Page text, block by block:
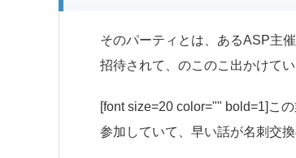
そのパーティとは、あるASP主
招待されて、のこのこ出かけて
[font size=20 color="" bold=1]こ
参加していて、早い話が名刺交換